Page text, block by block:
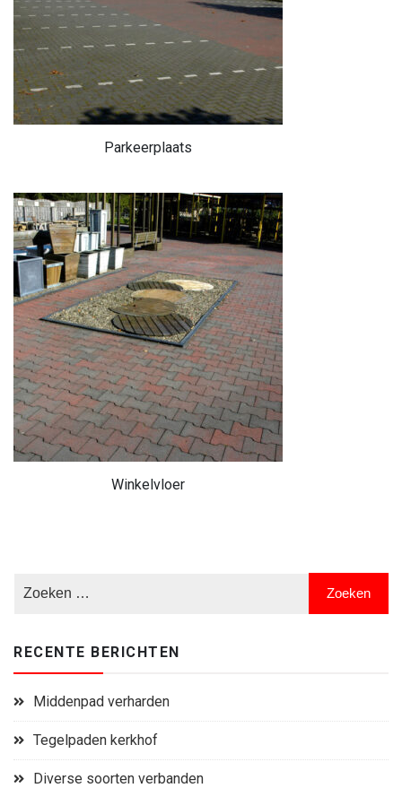
Parkeerplaats
Winkelvloer
RECENTE BERICHTEN
Middenpad verharden
Tegelpaden kerkhof
Diverse soorten verbanden